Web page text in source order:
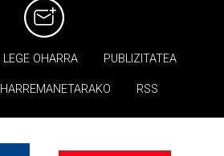
LEGE OHARRA PUBLIZITATEA
HARREMANETARAKO RSS